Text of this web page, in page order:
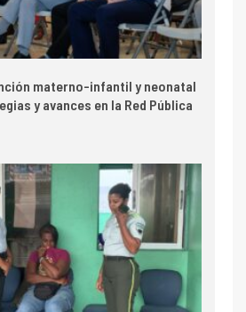
materno-infantil y neonatal
y avances en la Red Pública